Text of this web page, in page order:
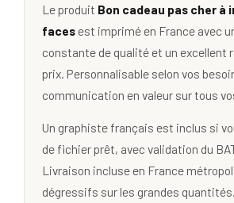
Le produit Bon cadeau pas cher à
facesest imprimé en France avec
constante de qualité et un excellent
prix. Personnalisable selon vos
communication en valeur sur tous
Un graphiste français est inclus si
de fichier prêt, avec validation du
Livraison incluse en France
dégressifs sur les grandes quantités.